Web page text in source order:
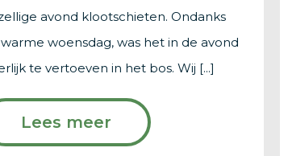
avond klootschieten. Ondanks
woensdag, was het in de avond
te vertoeven in het bos. Wij [...]
Lees meer